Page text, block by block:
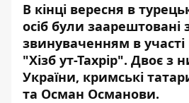
В кінці вересня в
осіб були заарештовані
звинуваченням в участі
"Хізб ут-Тахрір". Двоє з
України, кримські
та Осман Османови.